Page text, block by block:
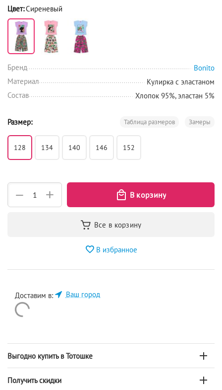
Цвет:Сиреневый
Бренд
Bonito
Материал
Кулирка с эластаном
Состав
Хлопок 95%, эластан 5%
Размер: Замеры
Таблица размеров
128 134 140 146 152
+
−
В избранное
Доставим в: Ваш город
Выгодно купить в Тотошке
Получить скидки